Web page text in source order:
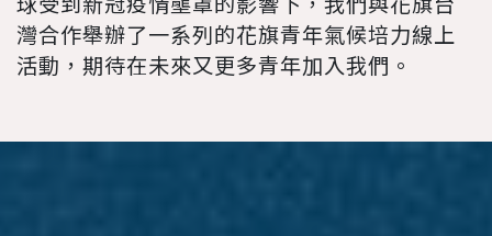
灣合作舉辦了一系列的花旗青年氣候培力線上
活動，期待在未來又更多青年加入我們。